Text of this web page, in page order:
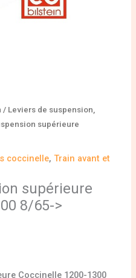
/ Leviers de suspension,
supérieure
coccinelle,Train avant et
supérieure
8/65->
Coccinelle 1200-1300